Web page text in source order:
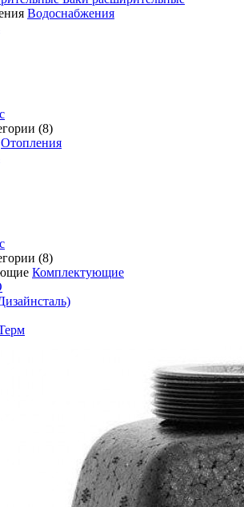
Водоснабжения
(8)
Отопления
(8)
Комплектующие